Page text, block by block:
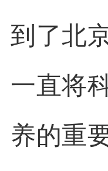
到了北
一直将
养的重